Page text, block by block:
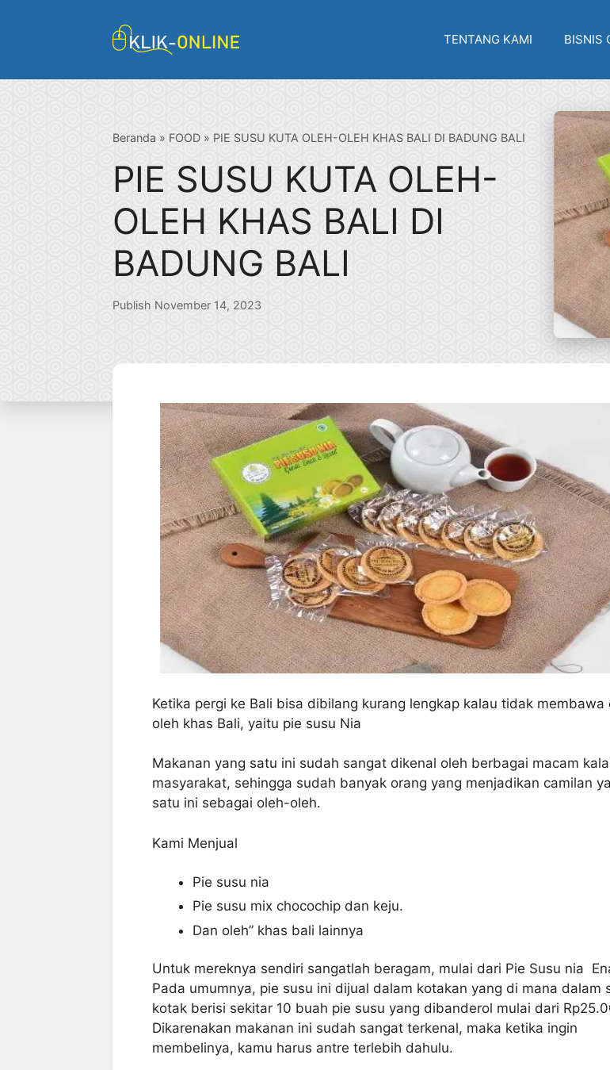
TENTANG KAMI BISNIS
Beranda » FOOD » PIE SUSU KUTA OLEH-OLEH KHAS BALI DI BADUNG BALI
PIE SUSU KUTA OLEH-
OLEH KHAS BALI DI
BADUNG BALI
Publish November 14, 2023
Ketika pergi ke Bali bisa dibilang kurang lengkap kalau tidak membawa
oleh khas Bali, yaitu pie susu Nia
Makanan yang satu ini sudah sangat dikenal oleh berbagai macam
masyarakat, sehingga sudah banyak orang yang menjadikan camilan
satu ini sebagai oleh-oleh.
Kami Menjual
Pie susu nia
Pie susu mix chocochip dan keju.
Dan oleh” khas bali lainnya
Untuk mereknya sendiri sangatlah beragam, mulai dari Pie Susu nia
Pada umumnya, pie susu ini dijual dalam kotakan yang di mana dalam
kotak berisi sekitar 10 buah pie susu yang dibanderol mulai dari
Dikarenakan makanan ini sudah sangat terkenal, maka ketika ingin
membelinya, kamu harus antre terlebih dahulu.